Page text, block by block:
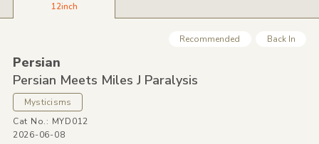
12inch
Recommended Back In
Persian
Persian Meets Miles J Paralysis
Mysticisms
Cat No.: MYD012
2026-06-08